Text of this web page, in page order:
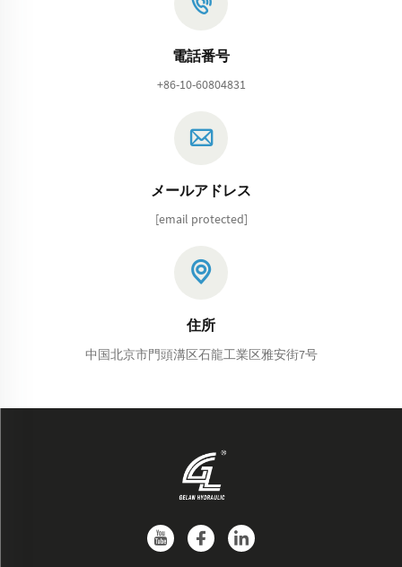
電話番号
+86-10-60804831
メールアドレス
[email protected]
住所
中国北京市門頭溝区石龍工業区雅安街7号